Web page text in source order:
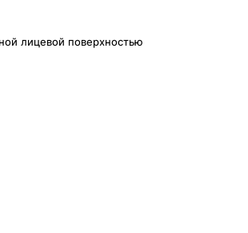
лицевой поверхностью